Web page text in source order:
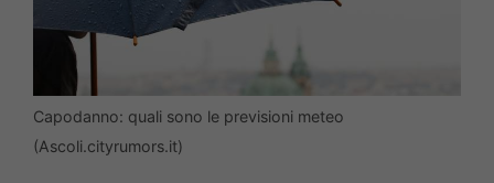
Capodanno: quali sono le previsioni meteo
(Ascoli.cityrumors.it)